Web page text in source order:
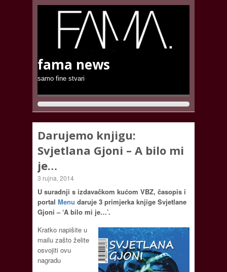
fama news
samo fine stvari
Darujemo knjigu:
Svjetlana Gjoni – A bilo mi
je…
3 rujna, 2014
U suradnji s izdavačkom kućom VBZ, časopis i
portal Menu daruje 3 primjerka knjige Svjetlane
Gjoni – ‘A bilo mi je…’.
Kratko napišite u
mailu zašto želite
osvojiti ovu
nagradu